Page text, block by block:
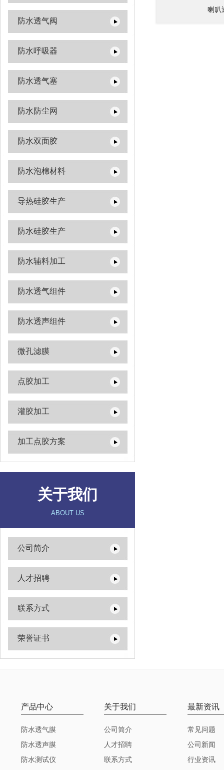
防水透气阀
防水呼吸器
防水透气塞
防水防尘网
防水双面胶
防水泡棉材料
导热硅胶生产
防水硅胶生产
防水辅料加工
防水透气组件
防水透声组件
微孔滤膜
点胶加工
灌胶加工
加工点胶方案
关于我们
ABOUT US
公司简介
人才招聘
联系方式
荣誉证书
喇叭
产品中心
防水透气膜
防水透声膜
防水测试仪
关于我们
公司简介
人才招聘
联系方式
最新资讯
常见问题
公司新闻
行业资讯